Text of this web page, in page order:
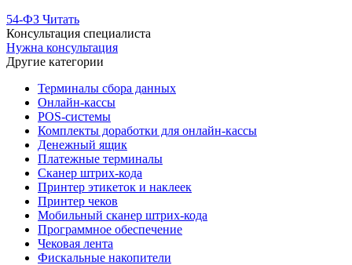
54-ФЗ Читать
Консультация специалиста
Нужна консультация
Другие категории
Терминалы сбора данных
Онлайн-кассы
POS-системы
Комплекты доработки для онлайн-кассы
Денежный ящик
Платежные терминалы
Сканер штрих-кода
Принтер этикеток и наклеек
Принтер чеков
Мобильный сканер штрих-кода
Программное обеспечение
Чековая лента
Фискальные накопители